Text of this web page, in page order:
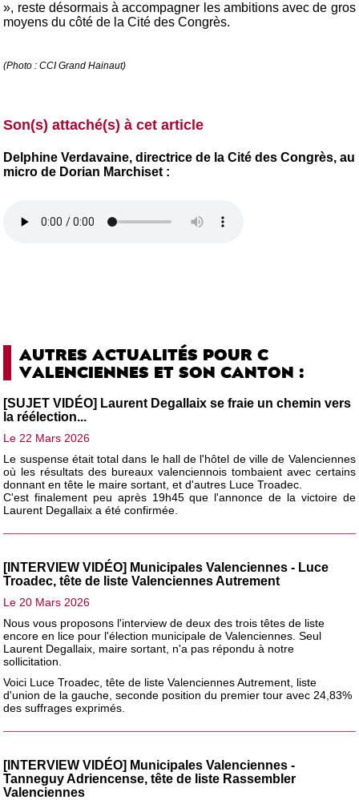
», reste désormais à accompagner les ambitions avec de gros
moyens du côté de la Cité des Congrès.
(Photo : CCI Grand Hainaut)
Son(s) attaché(s) à cet article
DelphineVerdavaine, directrice de la Cité des Congrès, au
micro de Dorian Marchiset :
AUTRES ACTUALITÉS POUR C
VALENCIENNES ET SON CANTON :
[SUJET VIDÉO] Laurent Degallaix se fraie un chemin vers
la réélection...
Le 22 Mars 2026
Le suspense était total dans le hall de l'hôtel de ville de Valenciennes
où les résultats des bureaux valenciennois tombaient avec certains
donnant en tête le maire sortant, et d'autres Luce Troadec.
C'est finalement peu après 19h45 que l'annonce de la victoire de
Laurent Degallaix a été confirmée.
[INTERVIEW VIDÉO] Municipales Valenciennes - Luce
Troadec, tête de liste Valenciennes Autrement
Le 20 Mars 2026
Nous vous proposons l'interview de deux des trois têtes de liste
encore en lice pour l'élection municipale de Valenciennes. Seul
Laurent Degallaix, maire sortant, n'a pas répondu à notre
sollicitation.
Voici Luce Troadec, tête de liste Valenciennes Autrement, liste
d'union de la gauche, seconde position du premier tour avec 24,83%
des suffrages exprimés.
[INTERVIEW VIDÉO] Municipales Valenciennes -
Tanneguy Adriencense, tête de liste Rassembler
Valenciennes